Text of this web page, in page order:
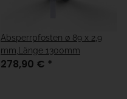
Absperrpfosten ø 89 x 2,9
mm,Länge 1300mm
278,90 € *